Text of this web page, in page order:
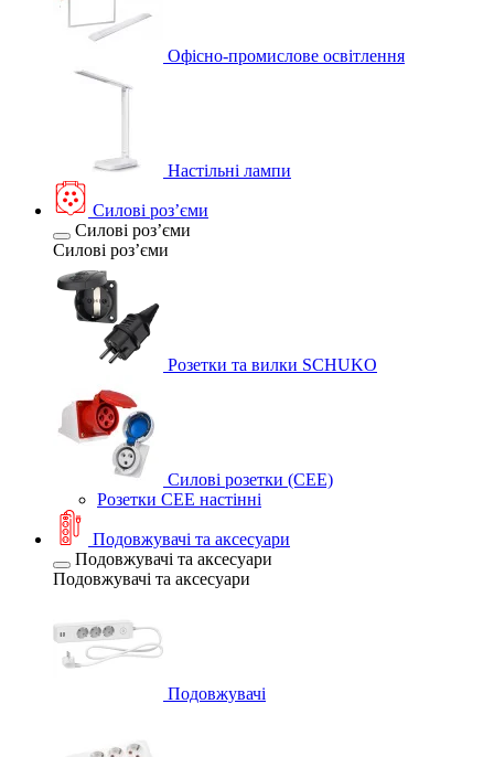
Офісно-промислове освітлення
Настільні лампи
Силові розʼєми
Силові розʼєми
Силові розʼєми
Розетки та вилки SCHUKO
Силові розетки (CEE)
Розетки CEE настінні
Подовжувачі та аксесуари
Подовжувачі та аксесуари
Подовжувачі та аксесуари
Подовжувачі